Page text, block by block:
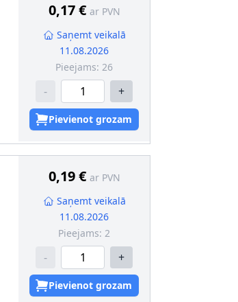
0,17 € ar PVN
Saņemt veikalā
11.08.2026
Pieejams: 26
- +
Pievienot grozam
0,19 € ar PVN
Saņemt veikalā
11.08.2026
Pieejams: 2
- +
Pievienot grozam